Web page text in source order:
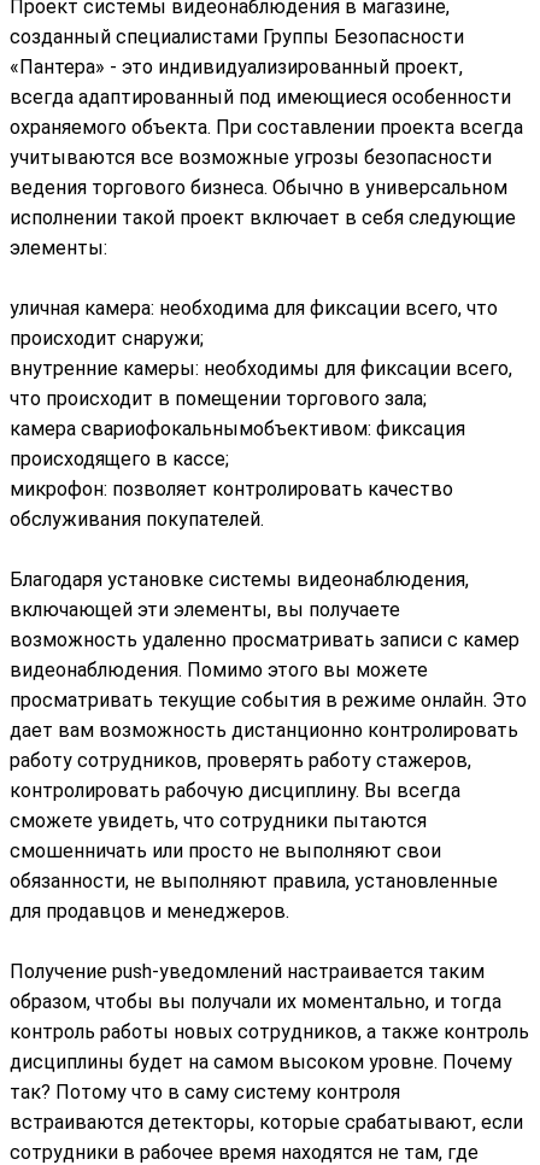
Проект системы видеонаблюдения в магазине,
созданный специалистами Группы Безопасности
«Пантера» - это индивидуализированный проект,
всегда адаптированный под имеющиеся особенности
охраняемого объекта. При составлении проекта всегда
учитываются все возможные угрозы безопасности
ведения торгового бизнеса. Обычно в универсальном
исполнении такой проект включает в себя следующие
элементы:
уличная камера: необходима для фиксации всего, что
происходит снаружи;
внутренние камеры: необходимы для фиксации всего,
что происходит в помещении торгового зала;
камера свариофокальнымобъективом: фиксация
происходящего в кассе;
микрофон: позволяет контролировать качество
обслуживания покупателей.
Благодаря установке системы видеонаблюдения,
включающей эти элементы, вы получаете
возможность удаленно просматривать записи с камер
видеонаблюдения. Помимо этого вы можете
просматривать текущие события в режиме онлайн. Это
дает вам возможность дистанционно контролировать
работу сотрудников, проверять работу стажеров,
контролировать рабочую дисциплину. Вы всегда
сможете увидеть, что сотрудники пытаются
смошенничать или просто не выполняют свои
обязанности, не выполняют правила, установленные
для продавцов и менеджеров.
Получение push-уведомлений настраивается таким
образом, чтобы вы получали их моментально, и тогда
контроль работы новых сотрудников, а также контроль
дисциплины будет на самом высоком уровне. Почему
так? Потому что в саму систему контроля
встраиваются детекторы, которые срабатывают, если
сотрудники в рабочее время находятся не там, где